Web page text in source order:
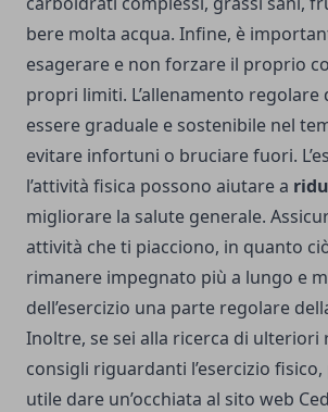
bere molta acqua. Infine, è
esagerare e non forzare il proprio
propri limiti. L’allenamento regolare
essere graduale e sostenibile nel
evitare infortuni o bruciare fuori.
l’attività fisica possono aiutare a
migliorare la salute generale.
attività che ti piacciono, in quanto
rimanere impegnato più a lungo e
dell’esercizio una parte regolare
Inoltre, se sei alla ricerca di ulteriori
consigli riguardanti l’esercizio
utile dare un’occhiata al sito web